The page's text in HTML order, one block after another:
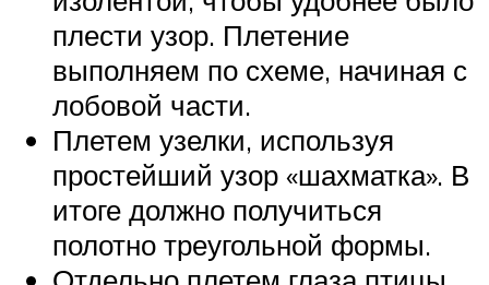
плести узор. Плетение
выполняем по схеме, начиная с
лобовой части.
Плетем узелки, используя
простейший узор «шахматка». В
итоге должно получиться
полотно треугольной формы.